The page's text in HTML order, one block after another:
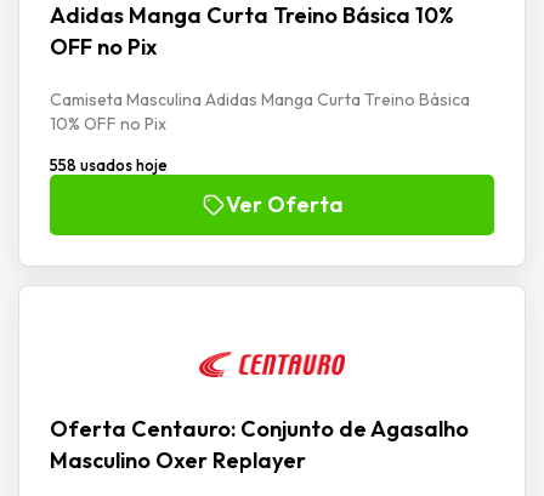
Adidas Manga Curta Treino Básica 10%
OFF no Pix
Camiseta Masculina Adidas Manga Curta Treino Básica
10% OFF no Pix
558 usados hoje
Ver Oferta
Oferta Centauro: Conjunto de Agasalho
Masculino Oxer Replayer